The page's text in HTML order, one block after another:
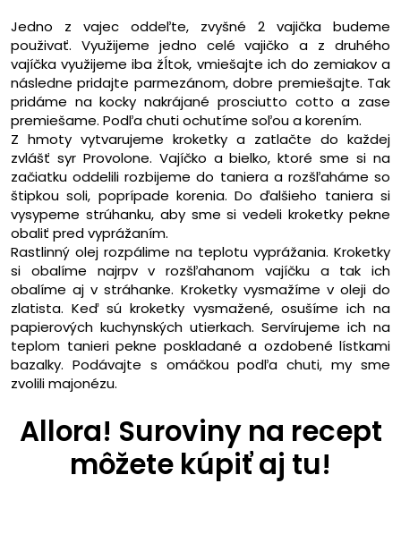
Jedno z vajec oddeľte, zvyšné 2 vajička budeme
použivať. Využijeme jedno celé vajičko a z druhého
vajíčka využijeme iba žĺtok, vmiešajte ich do zemiakov a
následne pridajte parmezánom, dobre premiešajte. Tak
pridáme na kocky nakrájané prosciutto cotto a zase
premiešame. Podľa chuti ochutíme soľou a korením.
Z hmoty vytvarujeme kroketky a zatlačte do každej
zvlášť syr Provolone. Vajíčko a bielko, ktoré sme si na
začiatku oddelili rozbijeme do taniera a rozšľaháme so
štipkou soli, poprípade korenia. Do ďalšieho taniera si
vysypeme strúhanku, aby sme si vedeli kroketky pekne
obaliť pred vyprážaním.
Rastlinný olej rozpálime na teplotu vyprážania. Kroketky
si obalíme najrpv v rozšľahanom vajíčku a tak ich
obalíme aj v stráhanke. Kroketky vysmažíme v oleji do
zlatista. Keď sú kroketky vysmažené, osušíme ich na
papierových kuchynských utierkach. Servírujeme ich na
teplom tanieri pekne poskladané a ozdobené lístkami
bazalky. Podávajte s omáčkou podľa chuti, my sme
zvolili majonézu.
Allora! Suroviny na recept
môžete kúpiť aj tu!